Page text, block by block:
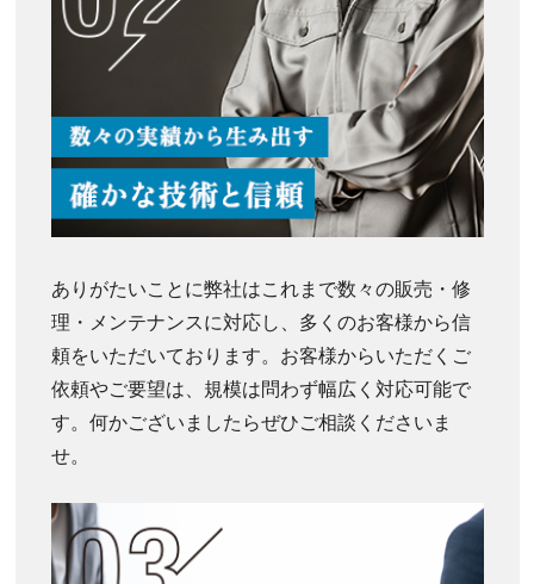
ありがたいことに弊社はこれまで数々の販売・修
理・メンテナンスに対応し、多くのお客様から信
頼をいただいております。お客様からいただくご
依頼やご要望は、規模は問わず幅広く対応可能で
す。何かございましたらぜひご相談くださいま
せ。